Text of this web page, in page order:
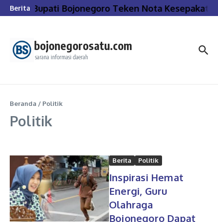
Lewati ke konten
BeritaBupati Bojonegoro Teken Nota Kesepakatan
bojonegorosatu.com
sarana informasi daerah
Beranda / Politik
Politik
Berita Politik
Inspirasi Hemat
Energi, Guru
Olahraga
Bojonegoro Dapat